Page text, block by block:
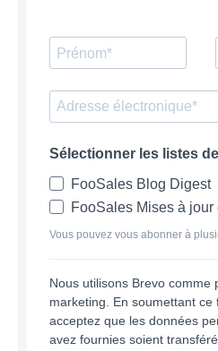
Sélectionner les listes
FooSales Blog Digest
FooSales Mises à jour
Vous pouvez vous abonner à
Nous utilisons Brevo comme
marketing. En soumettant ce
acceptez que les données
avez fournies soient